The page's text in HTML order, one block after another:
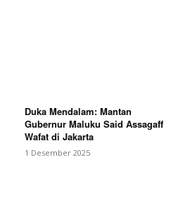
Duka Mendalam: Mantan
Gubernur Maluku Said Assagaff
Wafat di Jakarta
1 Desember 2025